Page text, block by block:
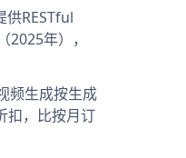
RESTful
年），
频生成按生成
扣，比按月订